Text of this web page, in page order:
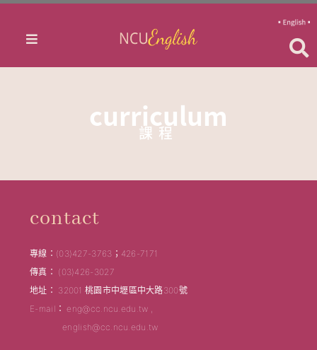
curriculum
課程
contact
專線：(03)427-3763；426-7171
傳真： (03)426-3027
地址： 32001 桃園市中壢區中大路300號
E-mail： eng@cc.ncu.edu.tw ,
english@cc.ncu.edu.tw